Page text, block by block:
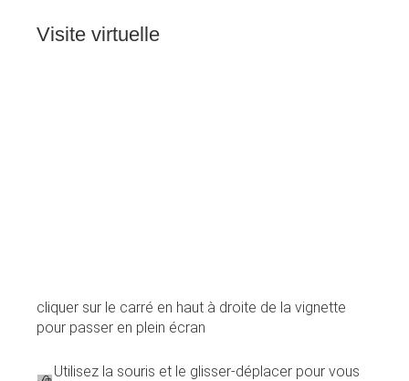
Visite virtuelle
cliquer sur le carré en haut à droite de la vignette
pour passer en plein écran
Utilisez la souris et le glisser-déplacer pour vous